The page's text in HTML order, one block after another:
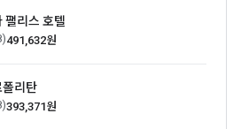
팰리스 호텔
491,632원
리탄
393,371원